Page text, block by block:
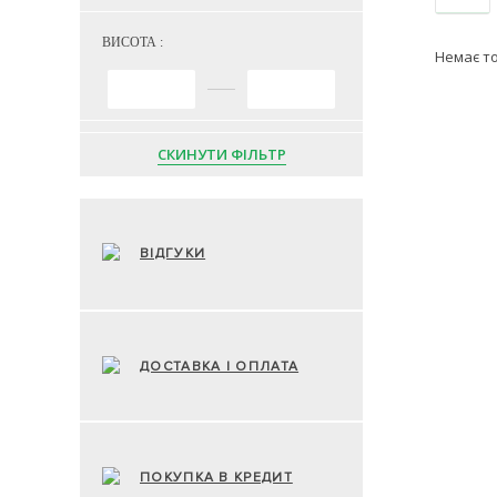
ВИСОТА :
СКИНУТИ ФІЛЬТР
ВІДГУКИ
ДОСТАВКА І ОПЛАТА
ПОКУПКА В КРЕДИТ
Немає